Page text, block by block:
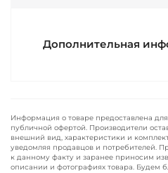
Дополнительная
Информация о товаре предоставлена
публичной офертой. Производители
внешний вид, характеристики и
уведомляя продавцов и потребителей.
к данному факту и заранее приносим
описании и фотографиях товара. Будем